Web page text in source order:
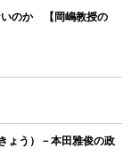
いのか 【岡嶋教授の
ょう）－本田雅俊の政